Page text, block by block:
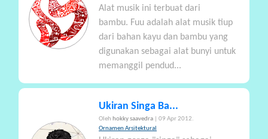
Alat musik ini terbuat dari
bambu. Fuu adalah alat musik tiup
dari bahan kayu dan bambu yang
digunakan sebagai alat bunyi untuk
memanggil pendud...
Ukiran Singa Ba...
Oleh hokky saavedra
| 09 Apr 2012.
Ornamen Arsitektural